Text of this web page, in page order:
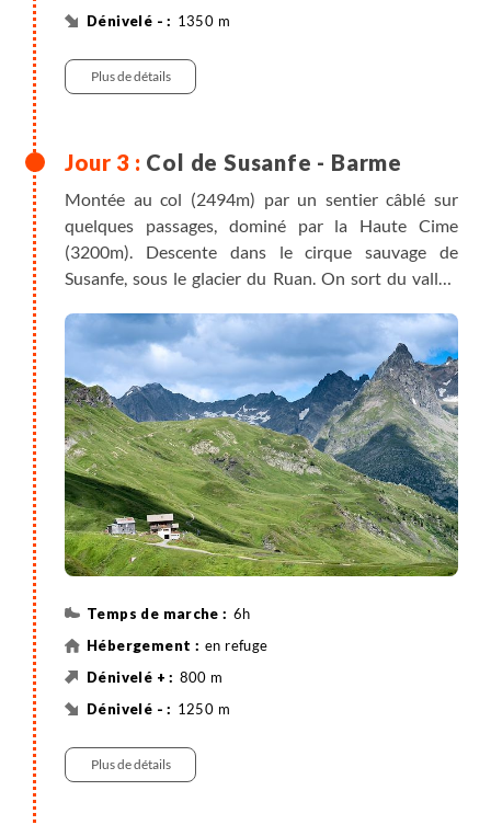
1350 m
Randonnée
Plus de détails
Col de Susanfe - Barme
Montée au col (2494m) par un sentier câblé sur
quelques passages, dominé par la Haute Cime
(3200m). Descente dans le cirque sauvage de
Susanfe, sous le glacier du Ruan. On sort du vallon
avant de retrouver les alpages. Surveillez les grandes
combes de Bonavau, il est fréquent d'y observer des
hardes de chamois ! Nuit en refuge dans le très
authentique village d'alpage de Barme, avec les
bagages.
6h
en refuge
800 m
1250 m
Plus de détails